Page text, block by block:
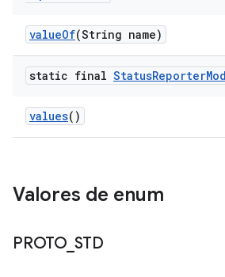
valueOf(String name)
static final StatusReporter
values()
Valores de enum
PROTO_ STD